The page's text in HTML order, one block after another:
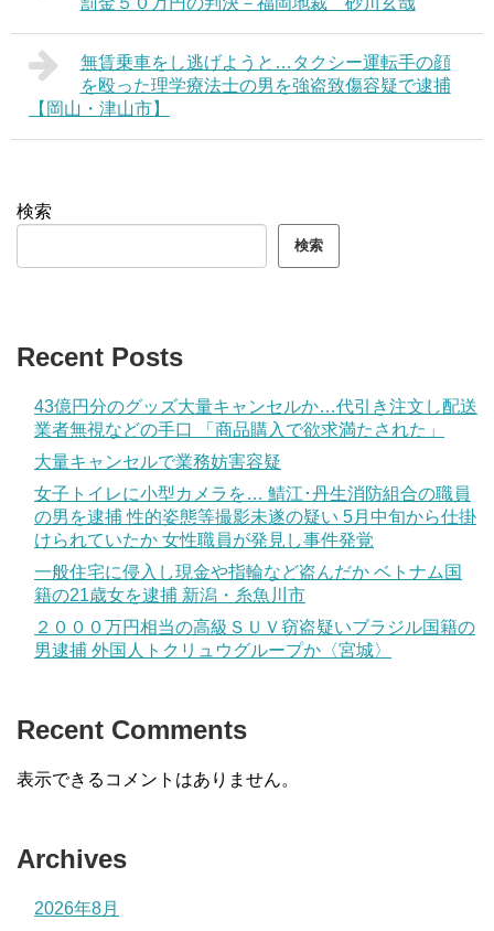
無賃乗車をし逃げようと…タクシー運転手の顔
を殴った理学療法士の男を強盗致傷容疑で逮捕
【岡山・津山市】
検索
検索
Recent Posts
43億円分のグッズ大量キャンセルか…代引き注文し配送
業者無視などの手口 「商品購入で欲求満たされた」
大量キャンセルで業務妨害容疑
女子トイレに小型カメラを… 鯖江･丹生消防組合の職員
の男を逮捕 性的姿態等撮影未遂の疑い 5月中旬から仕掛
けられていたか 女性職員が発見し事件発覚
一般住宅に侵入し現金や指輪など盗んだか ベトナム国
籍の21歳女を逮捕 新潟・糸魚川市
２０００万円相当の高級ＳＵＶ窃盗疑いブラジル国籍の
男逮捕 外国人トクリュウグループか〈宮城〉
Recent Comments
表示できるコメントはありません。
Archives
2026年8月